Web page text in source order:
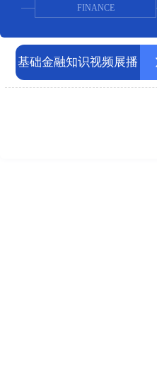
FINANCE
基础金融知识视频展播